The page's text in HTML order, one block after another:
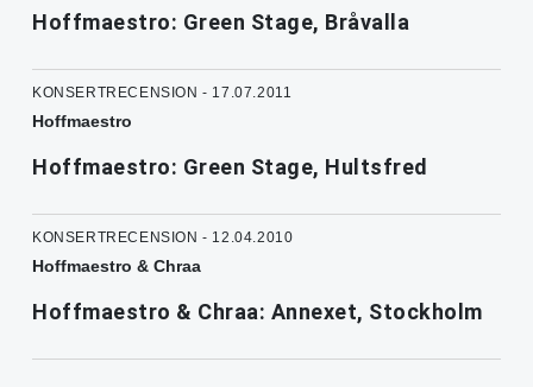
Hoffmaestro: Green Stage, Bråvalla
KONSERTRECENSION - 17.07.2011
Hoffmaestro
Hoffmaestro: Green Stage, Hultsfred
KONSERTRECENSION - 12.04.2010
Hoffmaestro & Chraa
Hoffmaestro & Chraa: Annexet, Stockholm